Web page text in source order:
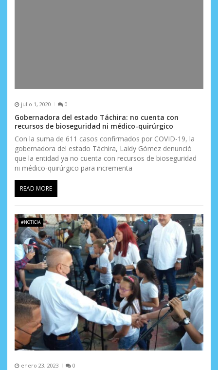
julio 1, 2020 0
Gobernadora del estado Táchira: no cuenta con
recursos de bioseguridad ni médico-quirúrgico
Con la suma de 611 casos confirmados por COVID-19, la
gobernadora del estado Táchira, Laidy Gómez denunció
que la entidad ya no cuenta con recursos de bioseguridad
ni médico-quirúrgico para incrementa
READ MORE
#NOTICIA
enero 23, 2023 0